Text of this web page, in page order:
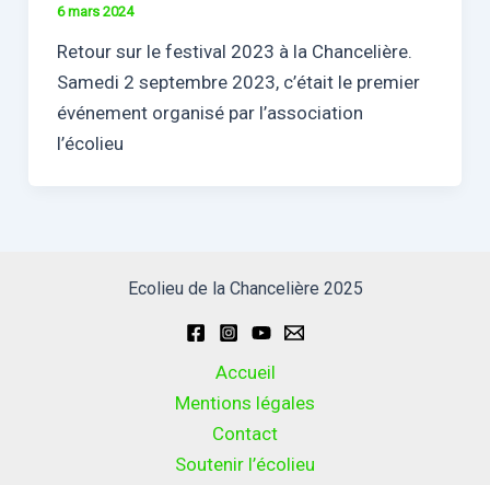
6 mars 2024
Retour sur le festival 2023 à la Chancelière.
Samedi 2 septembre 2023, c’était le premier
événement organisé par l’association
l’écolieu
Ecolieu de la Chancelière 2025
Accueil
Mentions légales
Contact
Soutenir l’écolieu